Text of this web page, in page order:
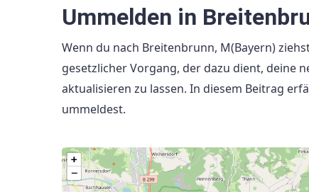
Ummelden in
Wenn du nach Breitenbrunn, M(Bayern)
gesetzlicher Vorgang, der dazu dient, deine
aktualisieren zu lassen. In diesem Beitrag
ummeldest.